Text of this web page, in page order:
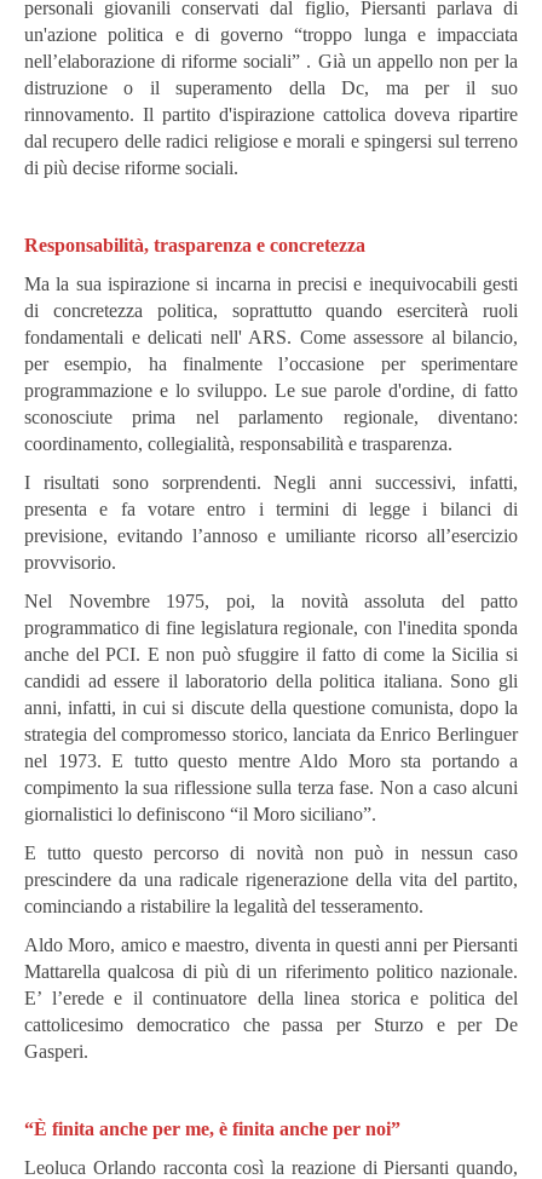
personali giovanili conservati dal figlio, Piersanti parlava di
un'azione politica e di governo “troppo lunga e impacciata
nell’elaborazione di riforme sociali” . Già un appello non per la
distruzione o il superamento della Dc, ma per il suo
rinnovamento. Il partito d'ispirazione cattolica doveva ripartire
dal recupero delle radici religiose e morali e spingersi sul terreno
di più decise riforme sociali.
Responsabilità, trasparenza e concretezza
Ma la sua ispirazione si incarna in precisi e inequivocabili gesti
di concretezza politica, soprattutto quando eserciterà ruoli
fondamentali e delicati nell' ARS. Come assessore al bilancio,
per esempio, ha finalmente l’occasione per sperimentare
programmazione e lo sviluppo. Le sue parole d'ordine, di fatto
sconosciute prima nel parlamento regionale, diventano:
coordinamento, collegialità, responsabilità e trasparenza.
I risultati sono sorprendenti. Negli anni successivi, infatti,
presenta e fa votare entro i termini di legge i bilanci di
previsione, evitando l’annoso e umiliante ricorso all’esercizio
provvisorio.
Nel Novembre 1975, poi, la novità assoluta del patto
programmatico di fine legislatura regionale, con l'inedita sponda
anche del PCI. E non può sfuggire il fatto di come la Sicilia si
candidi ad essere il laboratorio della politica italiana. Sono gli
anni, infatti, in cui si discute della questione comunista, dopo la
strategia del compromesso storico, lanciata da Enrico Berlinguer
nel 1973. E tutto questo mentre Aldo Moro sta portando a
compimento la sua riflessione sulla terza fase. Non a caso alcuni
giornalistici lo definiscono “il Moro siciliano”.
E tutto questo percorso di novità non può in nessun caso
prescindere da una radicale rigenerazione della vita del partito,
cominciando a ristabilire la legalità del tesseramento.
Aldo Moro, amico e maestro, diventa in questi anni per Piersanti
Mattarella qualcosa di più di un riferimento politico nazionale.
E’ l’erede e il continuatore della linea storica e politica del
cattolicesimo democratico che passa per Sturzo e per De
Gasperi.
“È finita anche per me, è finita anche per noi”
Leoluca Orlando racconta così la reazione di Piersanti quando,